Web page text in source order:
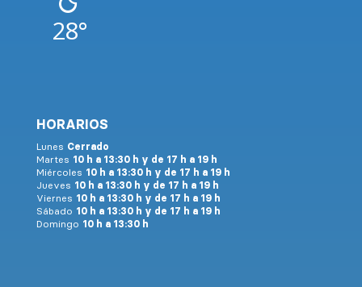
28°
HORARIOS
Lunes Cerrado
Martes 10 h a 13:30 h y de 17 h a 19 h
Miércoles 10 h a 13:30 h y de 17 h a 19 h
Jueves 10 h a 13:30 h y de 17 h a 19 h
Viernes 10 h a 13:30 h y de 17 h a 19 h
Sábado 10 h a 13:30 h y de 17 h a 19 h
Domingo 10 h a 13:30 h